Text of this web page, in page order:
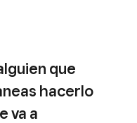
que
hacerlo
va a